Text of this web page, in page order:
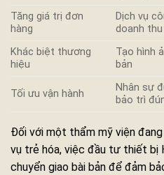
Tăng giá trị đơn
hàng
Dịch vụ
doanh
Khác biệt thương
hiệu
Tạo hình
bản
Tối ưu vận hành
Nhân sự
bảo trì
Đối với một thẩm mỹ viện
vụ trẻ hóa, việc đầu tư thiết bị
chuyển giao bài bản để đảm